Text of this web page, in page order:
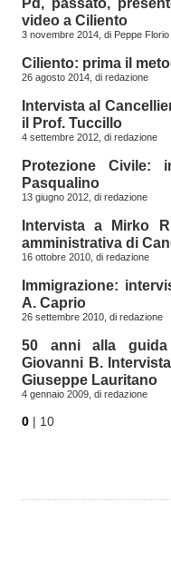
video a Ciliento
3 novembre 2014, di Peppe Florio
Ciliento: prima il
26 agosto 2014, di redazione
Intervista al
il Prof. Tuccillo
4 settembre 2012, di redazione
Protezione Civile:
Pasqualino
13 giugno 2012, di redazione
Intervista a Mirko
amministrativa di
16 ottobre 2010, di redazione
Immigrazione:
A. Caprio
26 settembre 2010, di redazione
50 anni alla
Giovanni B.
Giuseppe Lauritano
4 gennaio 2009, di redazione
0 | 10